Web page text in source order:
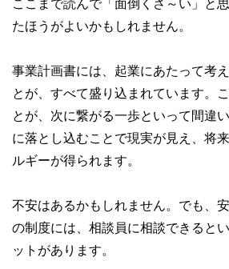
ここまで読んで「面倒くさ～い」と
たほうがよいかもしれません。
事業計画書には、起業にあたって考
とが、すべて盛り込まれています。
とが、次に繋がる一歩といって間違
に落とし込むことで現実が見え、将
ルギーが得られます。
不安はあるかもしれません。でも、
の制度には、相談員に相談できると
ットがあります。